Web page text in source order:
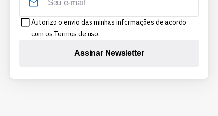
Autorizo o envio das minhas informações de acordo
com os Termos de uso.
Assinar Newsletter